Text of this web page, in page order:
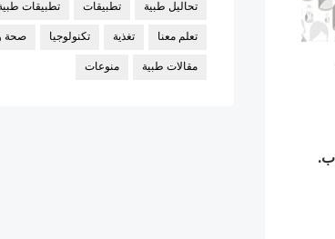
تحاليل طبية تطبيقات تطبيقات
تعلم معنا تغذية تكنولوجيا صحة
مقالات طبية منوعات